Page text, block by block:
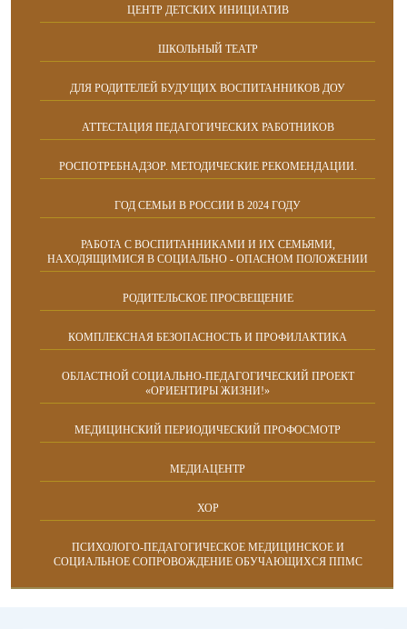
ЦЕНТР ДЕТСКИХ ИНИЦИАТИВ
ШКОЛЬНЫЙ ТЕАТР
ДЛЯ РОДИТЕЛЕЙ БУДУЩИХ ВОСПИТАННИКОВ ДОУ
АТТЕСТАЦИЯ ПЕДАГОГИЧЕСКИХ РАБОТНИКОВ
РОСПОТРЕБНАДЗОР. МЕТОДИЧЕСКИЕ РЕКОМЕНДАЦИИ.
ГОД СЕМЬИ В РОССИИ В 2024 ГОДУ
РАБОТА С ВОСПИТАННИКАМИ И ИХ СЕМЬЯМИ,
НАХОДЯЩИМИСЯ В СОЦИАЛЬНО - ОПАСНОМ ПОЛОЖЕНИИ
РОДИТЕЛЬСКОЕ ПРОСВЕЩЕНИЕ
КОМПЛЕКСНАЯ БЕЗОПАСНОСТЬ И ПРОФИЛАКТИКА
ОБЛАСТНОЙ СОЦИАЛЬНО-ПЕДАГОГИЧЕСКИЙ ПРОЕКТ
«ОРИЕНТИРЫ ЖИЗНИ!»
МЕДИЦИНСКИЙ ПЕРИОДИЧЕСКИЙ ПРОФОСМОТР
МЕДИАЦЕНТР
ХОР
ПСИХОЛОГО-ПЕДАГОГИЧЕСКОЕ МЕДИЦИНСКОЕ И
СОЦИАЛЬНОЕ СОПРОВОЖДЕНИЕ ОБУЧАЮЩИХСЯ ППМС